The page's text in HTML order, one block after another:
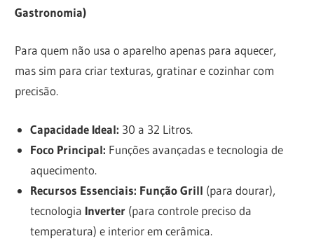
Gastronomia)
Para quem não usa o aparelho apenas para aquecer,
mas sim para criar texturas, gratinar e cozinhar com
precisão.
Capacidade Ideal: 30 a 32 Litros.
Foco Principal: Funções avançadas e tecnologia de
aquecimento.
Recursos Essenciais: Função Grill (para dourar),
tecnologia Inverter(para controle preciso da
temperatura) e interior em cerâmica.